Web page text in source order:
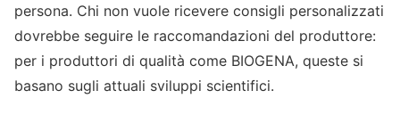
persona. Chi non vuole ricevere consigli personalizzati
dovrebbe seguire le raccomandazioni del produttore:
per i produttori di qualità come BIOGENA, queste si
basano sugli attuali sviluppi scientifici.